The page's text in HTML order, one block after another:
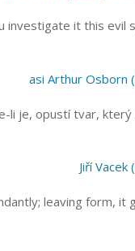
investigate it this evil
asi Arthur Osborn
li je, opustí tvar, který
Jiří Vacek
leaving form, it